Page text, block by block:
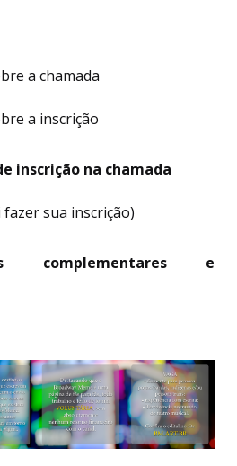
a chamada
a inscrição
inscrição na chamada
fazer sua inscrição)
complementares e